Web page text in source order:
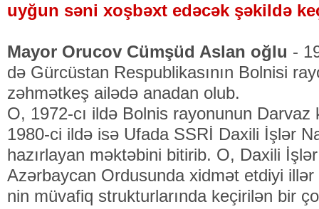
uyğun səni xoşbəxt edəcək şəkildə
Mayor Orucov Cümşüd Aslan oğlu -
də Gürcüstan Respublikasının Bolnisi
zəhmətkeş ailədə anadan olub.
O, 1972-cı ildə Bolnis rayonunun
1980-ci ildə isə Ufada SSRİ Daxili İşlər
hazırlayan məktəbini bitirib. O, Daxili
Azərbaycan Ordusunda xidmət etdiyi
nin müvafiq strukturlarında keçirilən bir